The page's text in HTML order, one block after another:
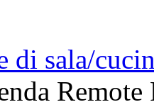
di sala/